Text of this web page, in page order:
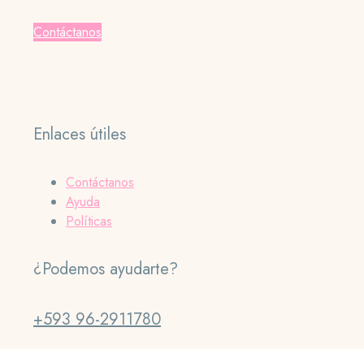
Contáctanos
Enlaces útiles
Contáctanos
Ayuda
Políticas
¿Podemos ayudarte?
+593 96-2911780